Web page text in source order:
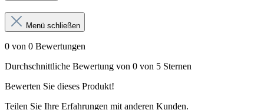
Menü schließen
0 von 0 Bewertungen
Durchschnittliche Bewertung von 0 von 5 Sternen
Bewerten Sie dieses Produkt!
Teilen Sie Ihre Erfahrungen mit anderen Kunden.